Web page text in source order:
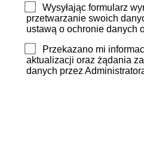
Wysyłając formularz
przetwarzanie swoich
ustawą o ochronie danych
Przekazano mi
aktualizacji oraz żądania
danych przez